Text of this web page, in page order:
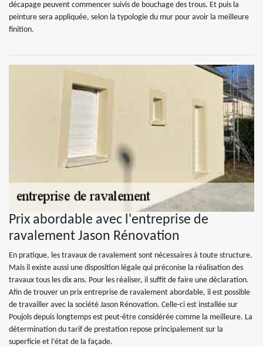
décapage peuvent commencer suivis de bouchage des trous. Et puis la
peinture sera appliquée, selon la typologie du mur pour avoir la meilleure
finition.
Prix abordable avec l'entreprise de
ravalement Jason Rénovation
En pratique, les travaux de ravalement sont nécessaires à toute structure.
Mais il existe aussi une disposition légale qui préconise la réalisation des
travaux tous les dix ans. Pour les réaliser, il suffit de faire une déclaration.
Afin de trouver un prix entreprise de ravalement abordable, il est possible
de travailler avec la société Jason Rénovation. Celle-ci est installée sur
Poujols depuis longtemps est peut-être considérée comme la meilleure. La
détermination du tarif de prestation repose principalement sur la
superficie et l’état de la façade.